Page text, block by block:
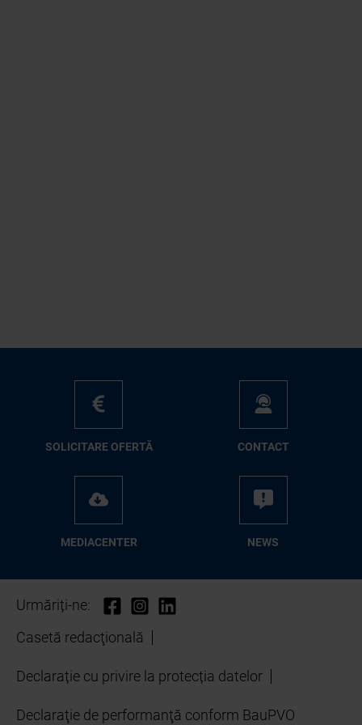
SO­LI­CI­TA­RE OFER­TĂ CON­TA­CT
ME­D­IA­CEN­TER NEWS
Urmăriți-ne:
Casetă redacţională
Declarație cu privire la protecția datelor
Declaraţie de performanţă conform BauPVO